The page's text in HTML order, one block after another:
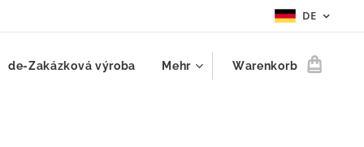
DE
de-Zakázková výroba Mehr Warenkorb